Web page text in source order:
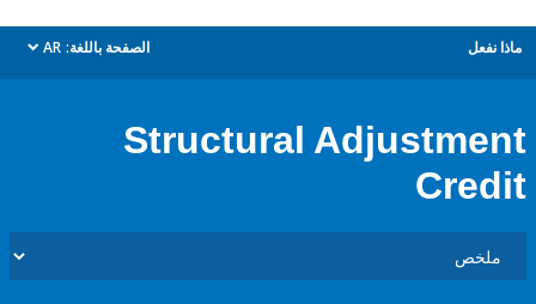
الصفحة باللغة: AR
dropdown
Structural